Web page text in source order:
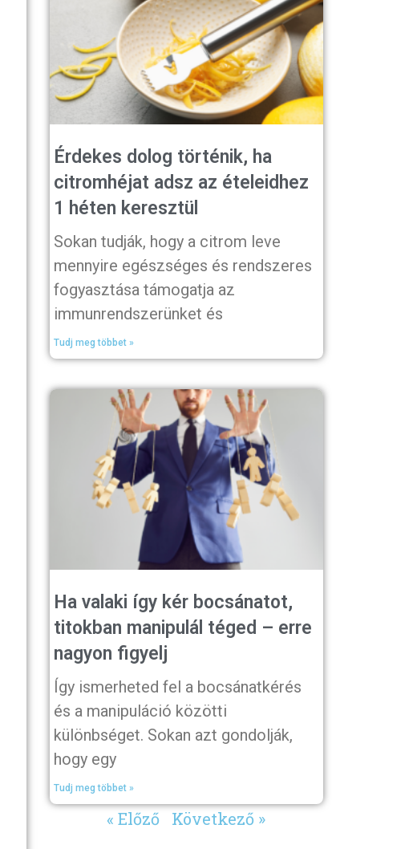
Érdekes dolog történik, ha
citromhéjat adsz az ételeidhez
1 héten keresztül
Sokan tudják, hogy a citrom leve
mennyire egészséges és rendszeres
fogyasztása támogatja az
immunrendszerünket és
Tudj meg többet »
Ha valaki így kér bocsánatot,
titokban manipulál téged – erre
nagyon figyelj
Így ismerheted fel a bocsánatkérés
és a manipuláció közötti
különbséget. Sokan azt gondolják,
hogy egy
Tudj meg többet »
« Előző Következő »